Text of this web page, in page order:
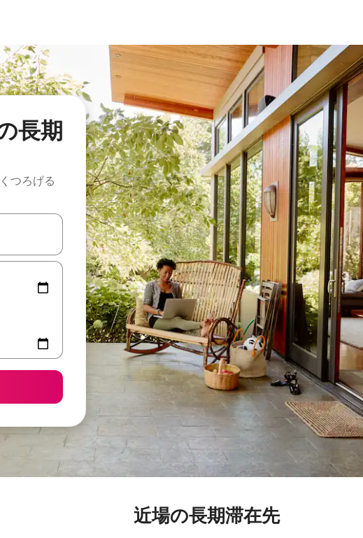
長期
つろげる
を使って移動するか、画面をタッチまたはスワイプして検索結果を確認するこ
近場の長期滞在先